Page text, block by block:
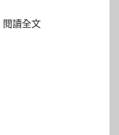
閱讀全文